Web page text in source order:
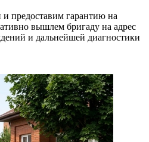
предоставим гарантию на
вышлем бригаду на адрес
и дальнейшей диагностики